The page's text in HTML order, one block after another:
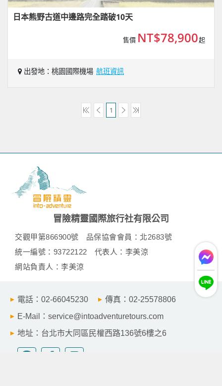
日本熊野古道中邊路完全踏破10天
售價 NT$78,900起
出發地：桃園國際機場 航班資訊
1
冒險精靈國際旅行社有限公司
交觀甲第866900號
品保協會會員：北2683號
統一編號：93722122
代表人：李美涼
網站負責人：李美涼
電話：02-66045230
傳真：02-25578806
E-Mail：service@intoadventuretours.com
地址：台北市大同區民權西路136號6樓之6